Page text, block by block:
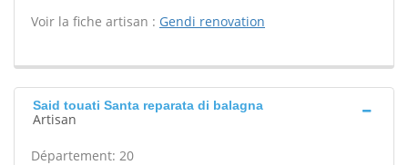
Voir la fiche artisan : Gendi renovation
Said touati Santa reparata di balagna
Artisan
Département: 20